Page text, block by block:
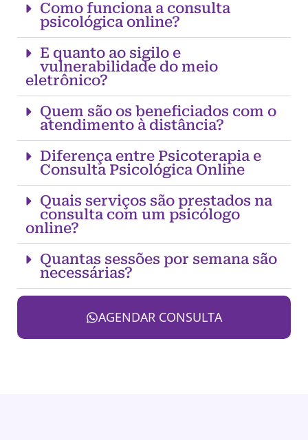
Como funciona a consulta
psicológica online?
E quanto ao sigilo e
vulnerabilidade do meio
eletrônico?
Quem são os beneficiados com o
atendimento à distância?
Diferença entre Psicoterapia e
Consulta Psicológica Online
Quais serviços são prestados na
consulta com um psicólogo
online?
Quantas sessões por semana são
necessárias?
AGENDAR CONSULTA